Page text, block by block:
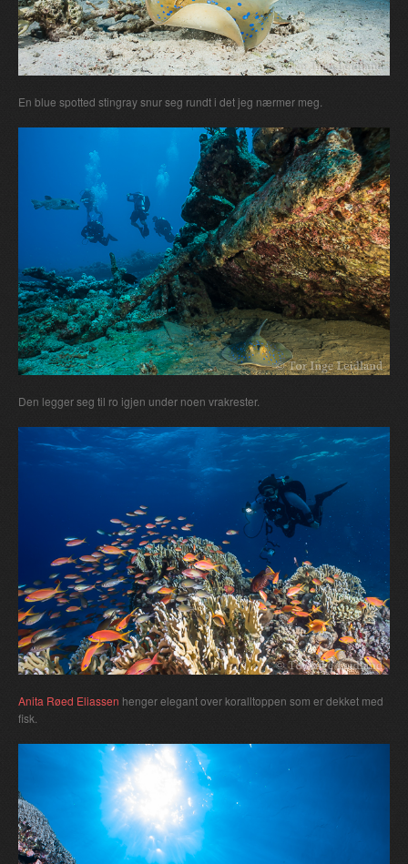
En blue spotted stingray snur seg rundt i det jeg nærmer meg.
Den legger seg til ro igjen under noen vrakrester.
Anita Røed Eliassen henger elegant over koralltoppen som er dekket med
fisk.